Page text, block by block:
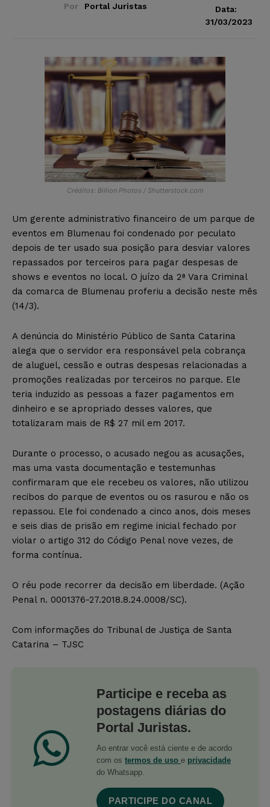
Por Portal Juristas
Data:
31/03/2023
Créditos: Billion Photos / Shutterstock.com
Um gerente administrativo financeiro de um parque de
eventos em Blumenau foi condenado por peculato
depois de ter usado sua posição para desviar valores
repassados por terceiros para pagar despesas de
shows e eventos no local. O juízo da 2ª Vara Criminal
da comarca de Blumenau proferiu a decisão neste mês
(14/3).
A denúncia do Ministério Público de Santa Catarina
alega que o servidor era responsável pela cobrança
de aluguel, cessão e outras despesas relacionadas a
promoções realizadas por terceiros no parque. Ele
teria induzido as pessoas a fazer pagamentos em
dinheiro e se apropriado desses valores, que
totalizaram mais de R$ 27 mil em 2017.
Durante o processo, o acusado negou as acusações,
mas uma vasta documentação e testemunhas
confirmaram que ele recebeu os valores, não utilizou
recibos do parque de eventos ou os rasurou e não os
repassou. Ele foi condenado a cinco anos, dois meses
e seis dias de prisão em regime inicial fechado por
violar o artigo 312 do Código Penal nove vezes, de
forma contínua.
O réu pode recorrer da decisão em liberdade. (Ação
Penal n. 0001376-27.2018.8.24.0008/SC).
Com informações do Tribunal de Justiça de Santa
Catarina – TJSC
Participe e receba as
postagens diárias do
Portal Juristas.
Ao entrar você está ciente e de acordo
com os termos de uso e privacidade
do Whatsapp.
PARTICIPE DO CANAL